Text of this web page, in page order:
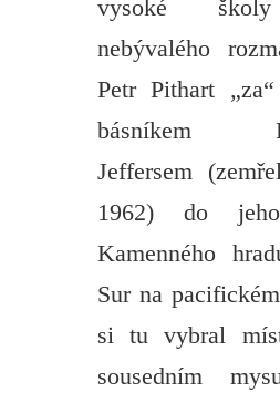
vysoké
nebývalého
Petr Pithart
básníkem
Jeffersem
1962) do
Kamenného
Sur na
si tu vybral
sousedním